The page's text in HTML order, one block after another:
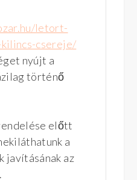
letort-
csereje/
nyújt a
történő
előtt
a
javításának az